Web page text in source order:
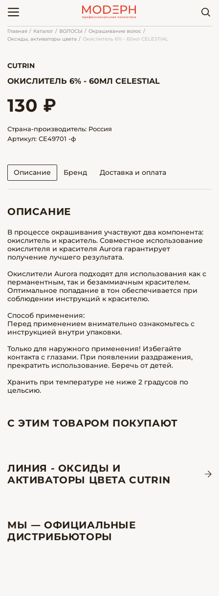
Главная Каталог ВОЛОСЫ
Окрашивание волос
Оксиды, активаторы цвета
Окислитель 6% - 60мл CELESTIAL
CUTRIN
ОКИСЛИТЕЛЬ 6% - 60МЛ CELESTIAL
130 ₽
Страна-производитель: Россия
Артикул: CE49701 -ф
Описание Бренд Доставка и оплата
ОПИСАНИЕ
В процессе окрашивания участвуют два компонента:
окислитель и краситель. Совместное использование
окислителя и красителя Aurora гарантирует
получение лучшего результата.
Окислители Aurora подходят для использования как с
перманентным, так и безаммиачным красителем.
Оптимальное попадание в тон обеспечивается при
соблюдении инструкций к красителю.
Способ применения:
Перед применением внимательно ознакомьтесь с
инструкцией внутри упаковки.
Только для наружного применения! Избегайте
контакта с глазами. При появлении раздражения,
прекратить использование. Беречь от детей.
Хранить при температуре не ниже 2 градусов по
цельсию.
С ЭТИМ ТОВАРОМ ПОКУПАЮТ
ЛИНИЯ - ОКСИДЫ И
АКТИВАТОРЫ ЦВЕТА CUTRIN
МЫ — ОФИЦИАЛЬНЫЕ
ДИСТРИБЬЮТОРЫ